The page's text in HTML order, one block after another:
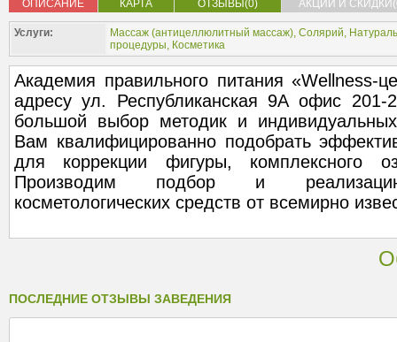
ОПИСАНИЕ КАРТА ОТЗЫВЫ(0) АКЦИИ И
Услуги: Массаж (антицеллюлитный массаж), Солярий,
процедуры, Косметика
Академия правильного питания «Wellness-
адресу ул. Республиканская 9А офис 201-
большой выбор методик и
Вам квалифицированно подобрать
для коррекции фигуры, комплексного
Производим подбор и
косметологических средств от всемирно
ПОСЛЕДНИЕ ОТЗЫВЫ ЗАВЕДЕНИЯ